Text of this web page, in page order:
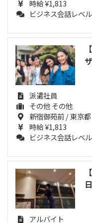
時給 ¥1,813
ビジネス会話レベ
派遣社員
その他 その他
新宿御苑前 / 東京都
時給 ¥1,813
ビジネス会話レベ
アルバイト